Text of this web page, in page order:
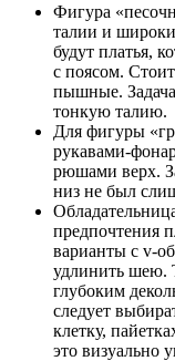
Фигура
талии и
будут платья,
с поясом.
пышные. Задача
тонкую талию.
Для фигуры
рукавами-
рюшами верх.
низ не был
предпочтения
варианты с v-
удлинить шею.
глубоким
следует
клетку,
это визуально